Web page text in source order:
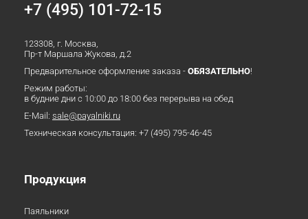
+7 (495) 101-72-15
123308, г. Москва,
Пр-т Маршала Жукова, д.2
Предварительное оформление заказа - ОБЯЗАТЕЛЬНО!
Режим работы:
в будние дни с 10:00 до 18:00 без перерыва на обед
E-Mail: sale@payalniki.ru
Техническая консультация: +7 (495) 795-46-45
Продукция
Паяльники